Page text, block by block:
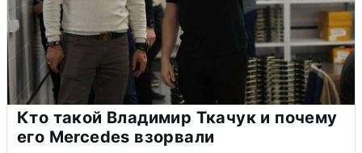
Кто такой Владимир Ткачук и почему
его Mercedes взорвали